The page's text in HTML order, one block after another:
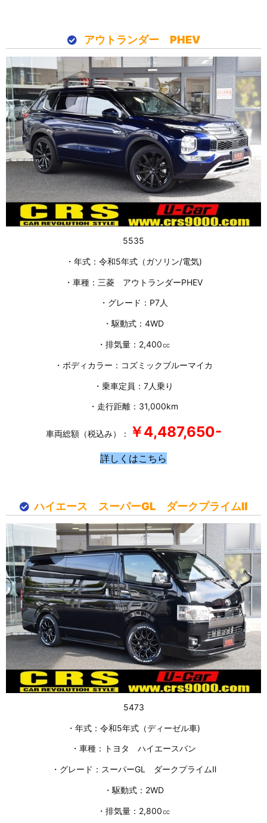
アウトランダー PHEV
5535
・年式：令和5年式（ガソリン/電気)
・車種：三菱 アウトランダーPHEV
・グレード：P7人
・駆動式：4WD
・排気量：2,400㏄
・ボディカラー：コズミックブルーマイカ
・乗車定員：7人乗り
・走行距離：31,000km
車両総額（税込み）： ￥4,487,650-
詳しくはこちら
ハイエース スーパーGL ダークプライムⅡ
5473
・年式：令和5年式（ディーゼル車)
・車種：トヨタ ハイエースバン
・グレード：スーパーGL ダークプライムⅡ
・駆動式：2WD
・排気量：2,800㏄